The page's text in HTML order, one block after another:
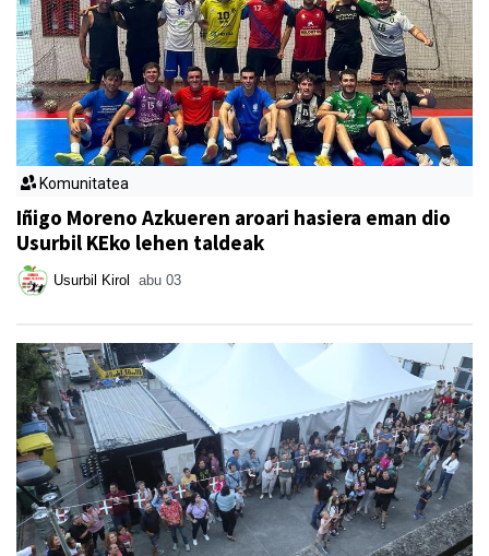
Komunitatea
Iñigo Moreno Azkueren aroari hasiera eman dio
Usurbil KEko lehen taldeak
Usurbil Kirol abu 03